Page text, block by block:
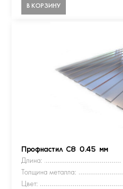
В КОРЗИНУ
Профнастил С8 0.45 мм
Длина:
Толщина металла:
Цвет: